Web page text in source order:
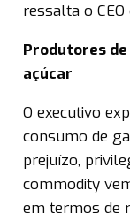
ressalta o CEO
Produtores
açúcar
O executivo
consumo de
prejuízo,
commodity
em termos de